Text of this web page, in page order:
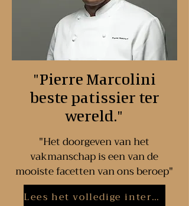
"Pierre Marcolini
beste patissier ter
wereld."
"Het doorgeven van het
vakmanschap is een van de
mooiste facetten van ons beroep"
Lees het volledige interview